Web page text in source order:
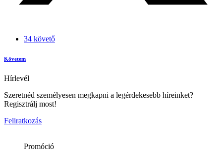
34 követő
Követem
Hírlevél
Szeretnéd személyesen megkapni a legérdekesebb híreinket?
Regisztrálj most!
Feliratkozás
Promóció